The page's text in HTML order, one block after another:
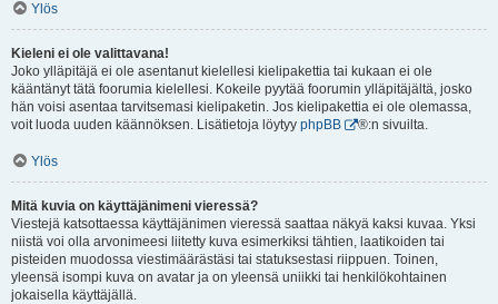
Ylös
Kieleni ei ole valittavana!
Joko ylläpitäjä ei ole asentanut kielellesi kielipakettia tai kukaan ei ole
kääntänyt tätä foorumia kielellesi. Kokeile pyytää foorumin ylläpitäjältä, josko
hän voisi asentaa tarvitsemasi kielipaketin. Jos kielipakettia ei ole olemassa,
voit luoda uuden käännöksen. Lisätietoja löytyy phpBB ®:n sivuilta.
Ylös
Mitä kuvia on käyttäjänimeni vieressä?
Viestejä katsottaessa käyttäjänimen vieressä saattaa näkyä kaksi kuvaa. Yksi
niistä voi olla arvonimeesi liitetty kuva esimerkiksi tähtien, laatikoiden tai
pisteiden muodossa viestimäärästäsi tai statuksestasi riippuen. Toinen,
yleensä isompi kuva on avatar ja on yleensä uniikki tai henkilökohtainen
jokaisella käyttäjällä.